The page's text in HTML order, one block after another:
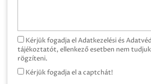
Kérjük fogadja el Adatkezelési és
tájékoztatót, ellenkező esetben nem
rögzíteni.
Kérjük fogadja el a captchát!